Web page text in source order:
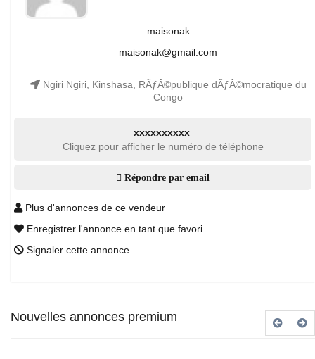
maisonak
maisonak@gmail.com
Ngiri Ngiri, Kinshasa, RÃƒÂ©publique dÃƒÂ©mocratique du
Congo
xxxxxxxxxx
Cliquez pour afficher le numéro de téléphone
Répondre par email
Plus d'annonces de ce vendeur
Enregistrer l'annonce en tant que favori
Signaler cette annonce
Nouvelles annonces premium